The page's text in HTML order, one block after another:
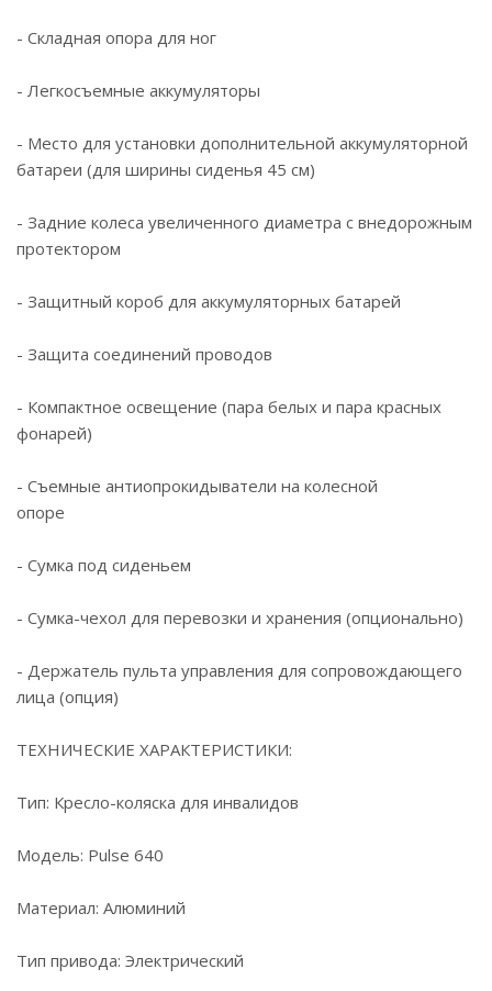
- Складная опора для ног
- Легкосъемные аккумуляторы
- Место для установки дополнительной аккумуляторной
батареи (для ширины сиденья 45 см)
- Задние колеса увеличенного диаметра с внедорожным
протектором
- Защитный короб для аккумуляторных батарей
- Защита соединений проводов
- Компактное освещение (пара белых и пара красных
фонарей)
- Съемные антиопрокидыватели на колесной
опоре
- Сумка под сиденьем
- Сумка-чехол для перевозки и хранения (опционально)
- Держатель пульта управления для сопровождающего
лица (опция)
ТЕХНИЧЕСКИЕ ХАРАКТЕРИСТИКИ:
Тип: Кресло-коляска для инвалидов
Модель: Pulse 640
Материал: Алюминий
Тип привода: Электрический